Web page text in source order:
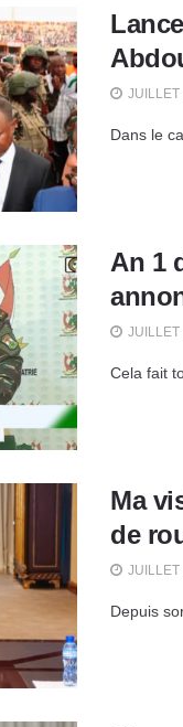
Dans le
An 1
Cela fait
Ma
de
Depuis